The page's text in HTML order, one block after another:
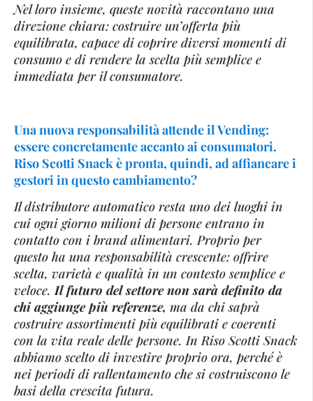
Nel loro insieme, queste novità raccontano una
direzione chiara: costruire un’offerta più
equilibrata, capace di coprire diversi momenti di
consumo e di rendere la scelta più semplice e
immediata per il consumatore.
Una nuova responsabilità attende il Vending:
essere concretamente accanto ai consumatori.
Riso Scotti Snack è pronta, quindi, ad affiancare i
gestori in questo cambiamento?
Il distributore automatico resta uno dei luoghi in
cui ogni giorno milioni di persone entrano in
contatto con i brand alimentari. Proprio per
questo ha una responsabilità crescente: offrire
scelta, varietà e qualità in un contesto semplice e
veloce.Il futuro del settore non sarà definito da
chi aggiunge più referenze, ma da chi saprà
costruire assortimenti più equilibrati e coerenti
con la vita reale delle persone. In Riso Scotti Snack
abbiamo scelto di investire proprio ora, perché è
nei periodi di rallentamento che si costruiscono le
basi della crescita futura.